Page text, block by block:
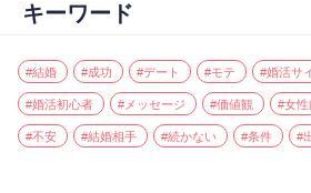
キーワード
#結婚 #成功 #デート #モテ #婚活サ
#婚活初心者 #メッセージ #価値観 #女性
#不安 #結婚相手 #続かない #条件 #